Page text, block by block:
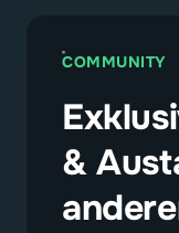
COMMUNITY
&